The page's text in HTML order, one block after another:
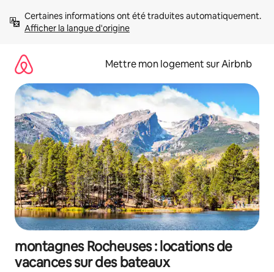
directement
Afficher la langue d'origine
Mettre mon logement sur Airbnb
montagnes Rocheuses : locations de
vacances sur des bateaux